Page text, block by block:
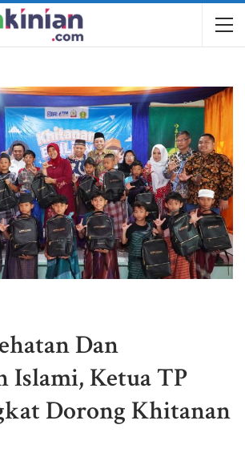
Dan
Islami, Ketua TP
Dorong Khitanan